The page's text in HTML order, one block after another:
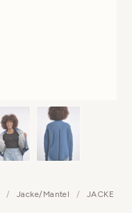
/ Jacke/Mantel /
JACKE